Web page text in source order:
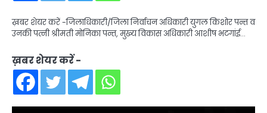
ख़बर शेयर करें -जिलाधिकारी/जिला निर्वाचन अधिकारी युगल किशोर पन्त व
उनकी पत्नी श्रीमती मोनिका पन्त, मुख्य विकास अधिकारी आशीष भटगांई…
ख़बर शेयर करें -